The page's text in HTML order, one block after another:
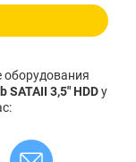
оборудования
3,5" HDDу